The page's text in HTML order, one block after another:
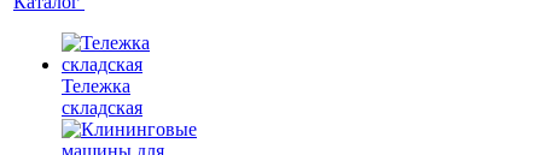
Тележка
складская